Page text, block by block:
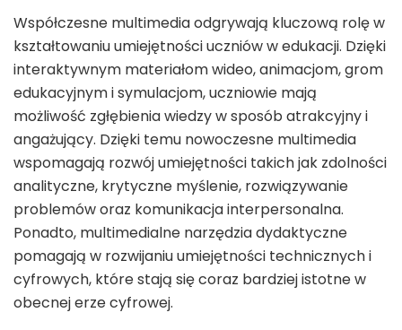
Współczesne multimedia odgrywają kluczową rolę w
kształtowaniu umiejętności uczniów w edukacji. Dzięki
interaktywnym materiałom wideo, animacjom, grom
edukacyjnym i symulacjom, uczniowie mają
możliwość zgłębienia wiedzy w sposób atrakcyjny i
angażujący. Dzięki temu nowoczesne multimedia
wspomagają rozwój umiejętności takich jak zdolności
analityczne, krytyczne myślenie, rozwiązywanie
problemów oraz komunikacja interpersonalna.
Ponadto, multimedialne narzędzia dydaktyczne
pomagają w rozwijaniu umiejętności technicznych i
cyfrowych, które stają się coraz bardziej istotne w
obecnej erze cyfrowej.